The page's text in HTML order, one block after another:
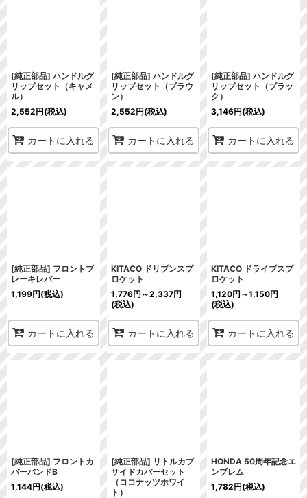
[純正部品] ハンドルグ
リップセット（キャメ
ル）
2,552円(税込)
カートに入れる
[純正部品] ハンドルグ
リップセット（ブラウ
ン）
2,552円(税込)
カートに入れる
[純正部品] ハンドルグ
リップセット（ブラッ
ク）
3,146円(税込)
カートに入れる
[純正部品] フロントブ
レーキレバー
1,199円(税込)
カートに入れる
KITACO ドリブンスプ
ロケット
1,776円 ～2,337円
(税込)
カートに入れる
KITACO ドライブスプ
ロケット
1,120円 ～1,150円
(税込)
カートに入れる
[純正部品] フロントカ
バーバンドB
1,144円(税込)
[純正部品] リトルカブ
サイドカバーセット
（ココナッツホワイ
ト）
HONDA 50周年記念エ
ンブレム
1,782円(税込)